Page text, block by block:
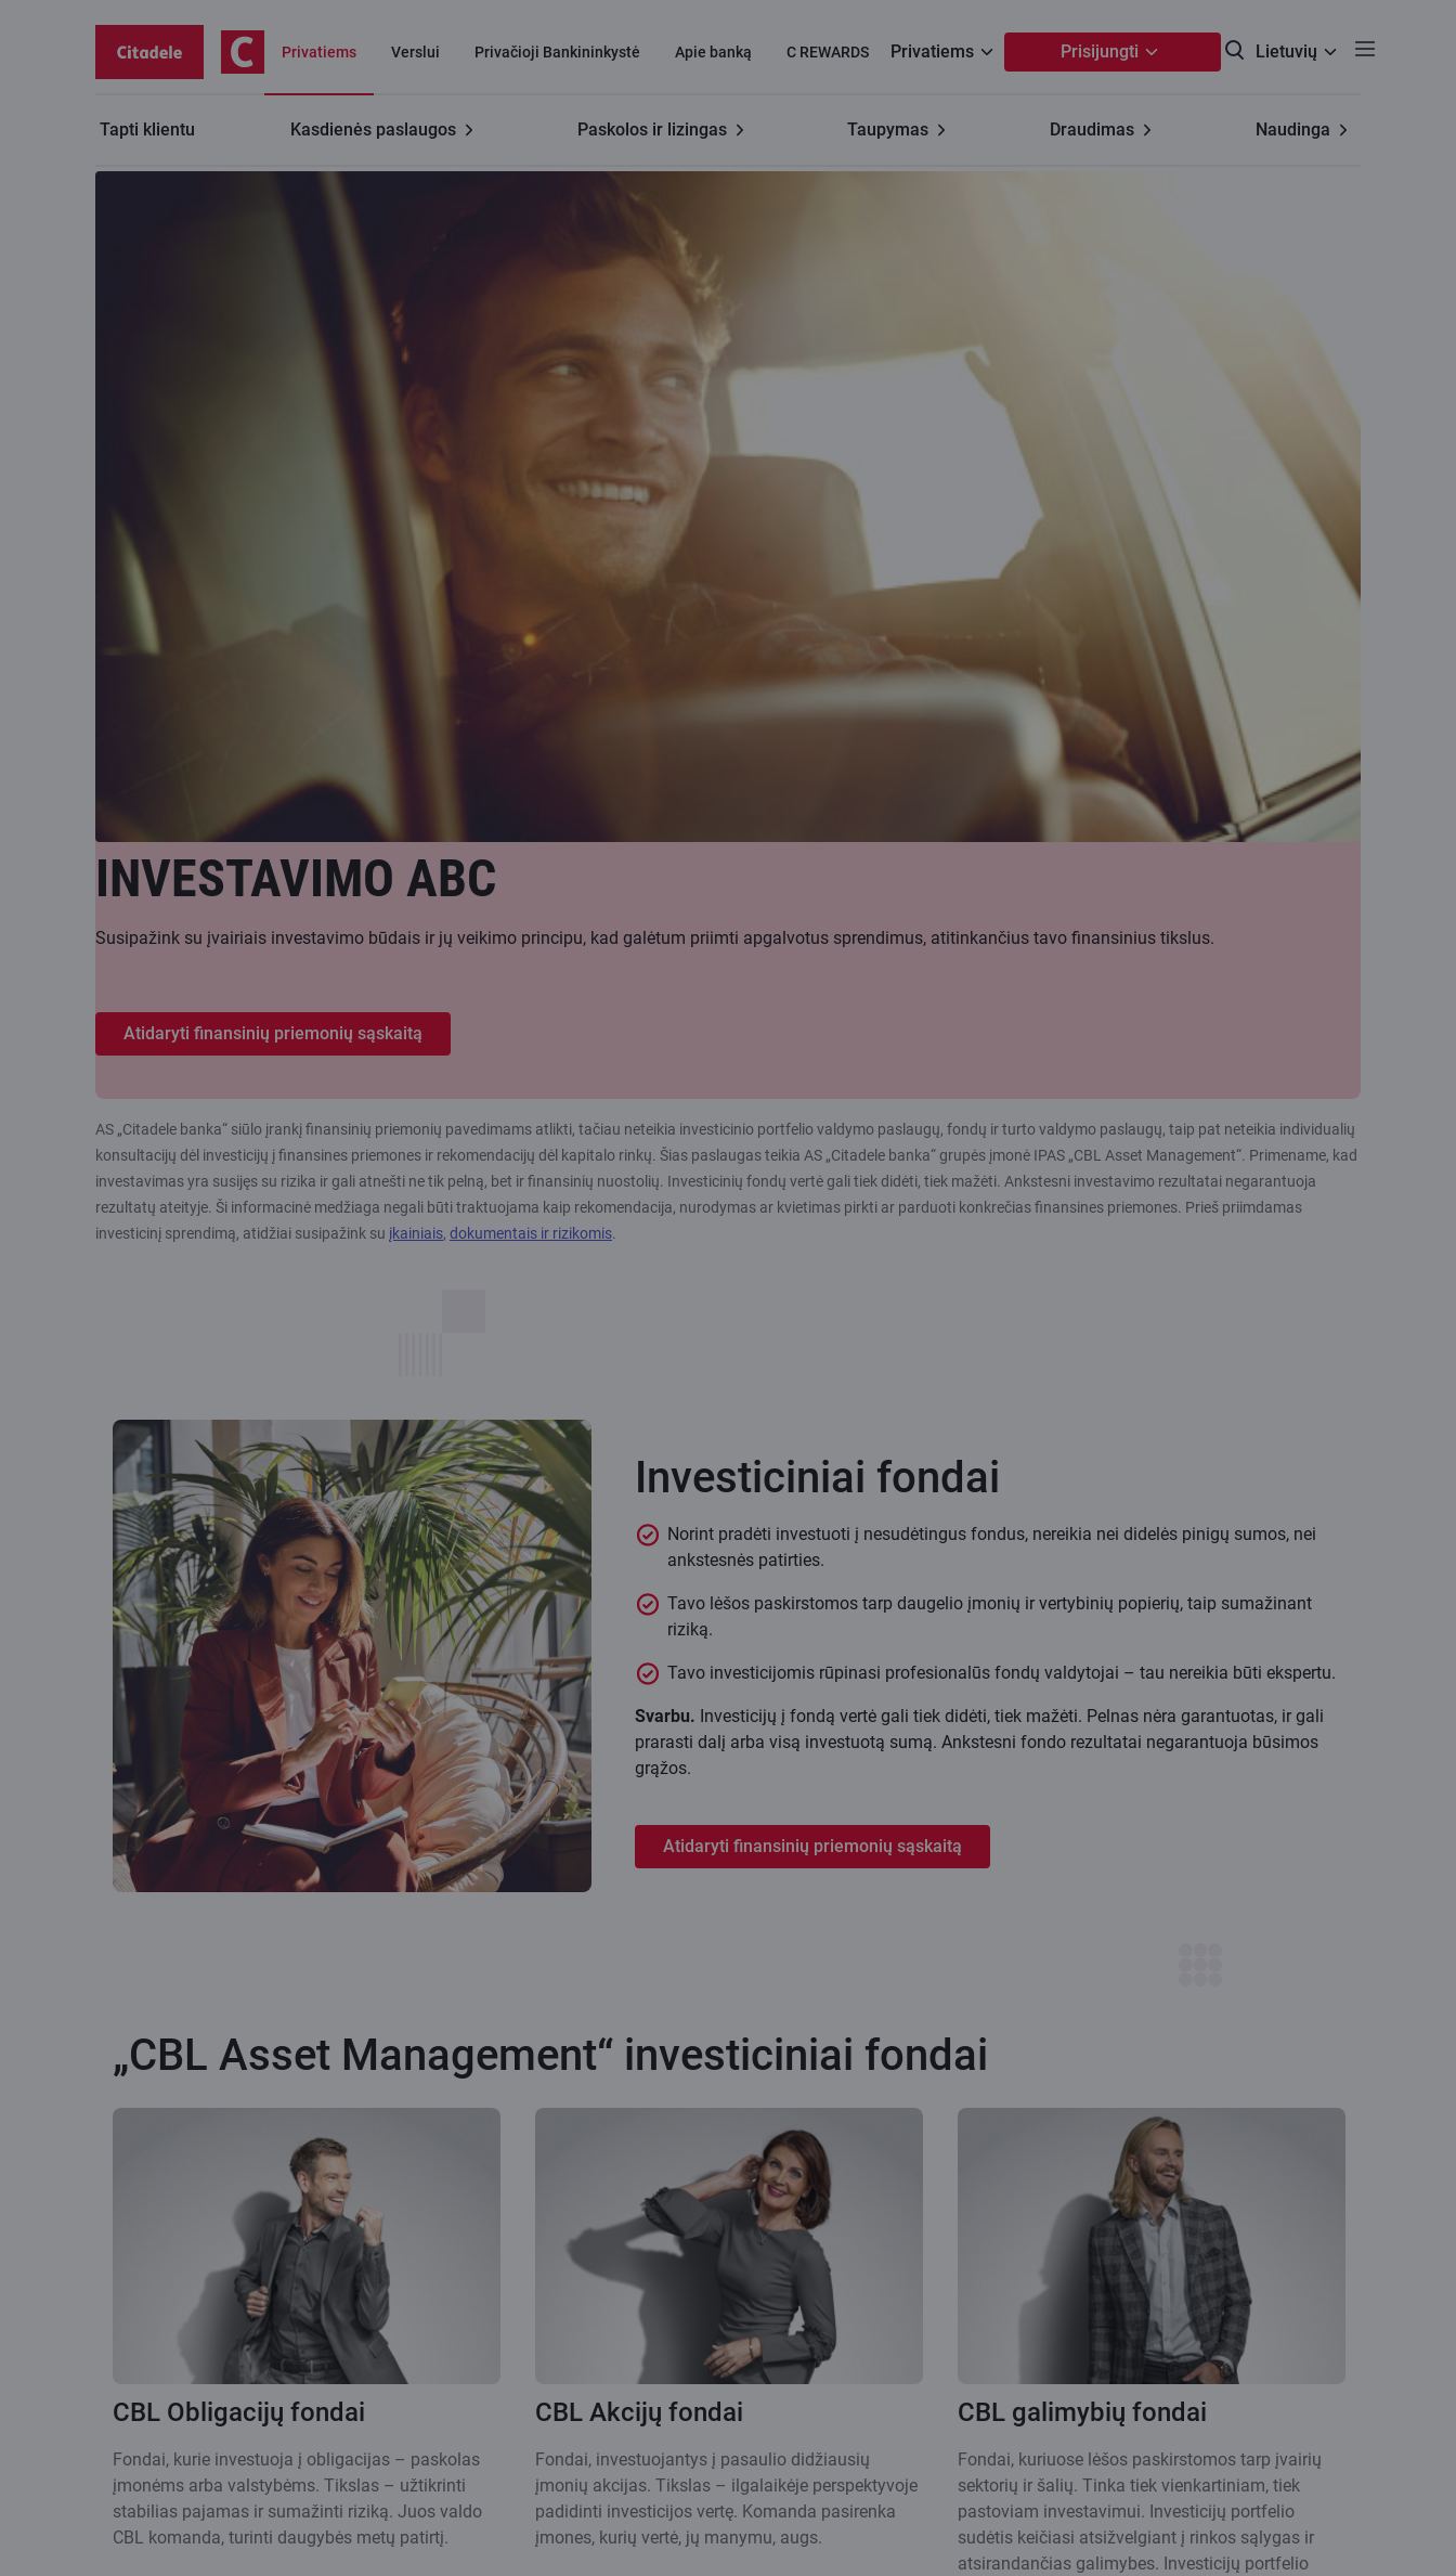
Privatiems Verslui Privačioji Bankininkystė Apie banką C REWARDS Privatiems Prisijungti Lietuvių
Tapti klientu Kasdienės paslaugos Paskolos ir lizingas Taupymas Draudimas Naudinga
INVESTAVIMO ABC
Susipažink su įvairiais investavimo būdais ir jų veikimo principu, kad galėtum priimti apgalvotus sprendimus, atitinkančius tavo finansinius tikslus.
Atidaryti finansinių priemonių sąskaitą
AS „Citadele banka“ siūlo įrankį finansinių priemonių pavedimams atlikti, tačiau neteikia investicinio portfelio valdymo paslaugų, fondų ir turto valdymo paslaugų, taip pat neteikia individualių
konsultacijų dėl investicijų į finansines priemones ir rekomendacijų dėl kapitalo rinkų. Šias paslaugas teikia AS „Citadele banka“ grupės įmonė IPAS „CBL Asset Management“. Primename, kad
investavimas yra susijęs su rizika ir gali atnešti ne tik pelną, bet ir finansinių nuostolių. Investicinių fondų vertė gali tiek didėti, tiek mažėti. Ankstesni investavimo rezultatai negarantuoja
rezultatų ateityje. Ši informacinė medžiaga negali būti traktuojama kaip rekomendacija, nurodymas ar kvietimas pirkti ar parduoti konkrečias finansines priemones. Prieš priimdamas
investicinį sprendimą, atidžiai susipažink su įkainiais, dokumentais ir rizikomis.
Investiciniai fondai
Norint pradėti investuoti į nesudėtingus fondus, nereikia nei didelės pinigų sumos, nei
ankstesnės patirties.
Tavo lėšos paskirstomos tarp daugelio įmonių ir vertybinių popierių, taip sumažinant
riziką.
Tavo investicijomis rūpinasi profesionalūs fondų valdytojai – tau nereikia būti ekspertu.
Svarbu. Investicijų į fondą vertė gali tiek didėti, tiek mažėti. Pelnas nėra garantuotas, ir gali
prarasti dalį arba visą investuotą sumą. Ankstesni fondo rezultatai negarantuoja būsimos
grąžos.
Atidaryti finansinių priemonių sąskaitą
„CBL Asset Management“ investiciniai fondai
CBL Obligacijų fondai
Fondai, kurie investuoja į obligacijas – paskolas
įmonėms arba valstybėms. Tikslas – užtikrinti
stabilias pajamas ir sumažinti riziką. Juos valdo
CBL komanda, turinti daugybės metų patirtį.
CBL Akcijų fondai
Fondai, investuojantys į pasaulio didžiausių
įmonių akcijas. Tikslas – ilgalaikėje perspektyvoje
padidinti investicijos vertę. Komanda pasirenka
įmones, kurių vertė, jų manymu, augs.
CBL galimybių fondai
Fondai, kuriuose lėšos paskirstomos tarp įvairių
sektorių ir šalių. Tinka tiek vienkartiniam, tiek
pastoviam investavimui. Investicijų portfelio
sudėtis keičiasi atsižvelgiant į rinkos sąlygas ir
atsirandančias galimybes. Investicijų portfelio